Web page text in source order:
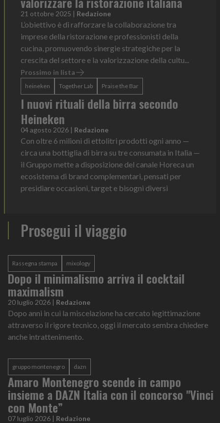
21 ottobre 2025 | Redazione
L’obiettivo è di rafforzare la collaborazione tra
imprese della ristorazione e professionisti della
cucina, promuovendo sinergie strategiche per la
crescita del settore e la valorizzazione della cultu...
Prossimo in lista
heineken Together Lab Praise the Bar
I nuovi rituali della birra secondo
Heineken
04 agosto 2026 | Redazione
Con oltre 6 milioni di ettolitri prodotti ogni anno —
circa una bottiglia di birra su tre consumata in Italia —
il Gruppo mette a disposizione del canale Horeca un
ecosistema di brand complementari, pensati per
presidiare occasioni, target e bisogni diversi
Prosegui il viaggio
Rassegna stampa mixology
Dopo il minimalismo arriva il cocktail
maximalism
20 luglio 2026 | Redazione
Dopo anni in cui la miscelazione ha cercato legittimazione
attraverso il rigore tecnico, oggi il mercato sembra chiedere
anche intrattenimento.
gruppo montenegro dazn
Amaro Montenegro scende in campo
insieme a DAZN Italia con il concorso "Vinci
con Monte”
07 luglio 2026 | Redazione